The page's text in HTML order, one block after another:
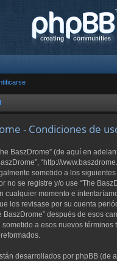
- Condiciones de
BaszDrome” (de aquí en
“http://
sometido a los
no se registre y/o use “The
cualquier momento e
los revisase por su cuenta
BaszDrome” después de esos
a esos nuevos términos
desarrollados por phpBB (de